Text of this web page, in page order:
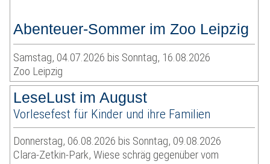
Abenteuer-Sommer im Zoo Leipzig
Samstag, 04.07.2026 bis Sonntag, 16.08.2026
Zoo Leipzig
LeseLust im August
Vorlesefest für Kinder und ihre Familien
Donnerstag, 06.08.2026 bis Sonntag, 09.08.2026
Clara-Zetkin-Park, Wiese schräg gegenüber vom